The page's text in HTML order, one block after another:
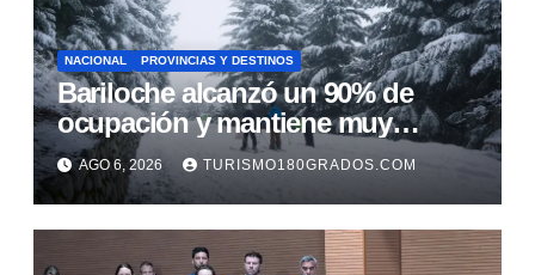
NACIONAL PROVINCIAS Y DESTINOS
Bariloche alcanzó un 90% de
ocupación y mantiene muy
buenas expectativas para agosto
AGO 6, 2026 TURISMO180GRADOS.COM